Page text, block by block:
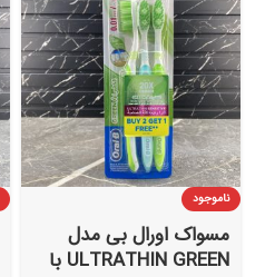
ناموجود
مسواک اورال بی مدل
ULTRATHIN GREEN با